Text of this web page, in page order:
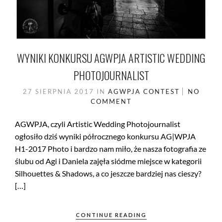
WYNIKI KONKURSU AGWPJA ARTISTIC WEDDING
PHOTOJOURNALIST
27 SIERPNIA 2017 IN AGWPJA CONTEST
NO
COMMENT
AGWPJA, czyli Artistic Wedding Photojournalist
ogłosiło dziś wyniki półrocznego konkursu AG|WPJA
H1-2017 Photo i bardzo nam miło, że nasza fotografia ze
ślubu od Agi i Daniela zajęła siódme miejsce w kategorii
Silhouettes & Shadows, a co jeszcze bardziej nas cieszy?
[…]
CONTINUE READING